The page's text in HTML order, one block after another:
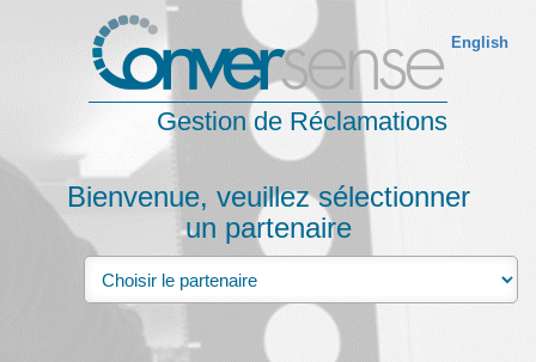
Gestion de Réclamations
English
Bienvenue, veuillez sélectionner
un partenaire